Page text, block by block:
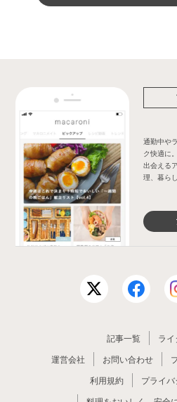
通勤中や
ク快適に
出会える
理、暮ら
記事一覧
ラ
運営会社
お問い合わせ
利用規約
プライ